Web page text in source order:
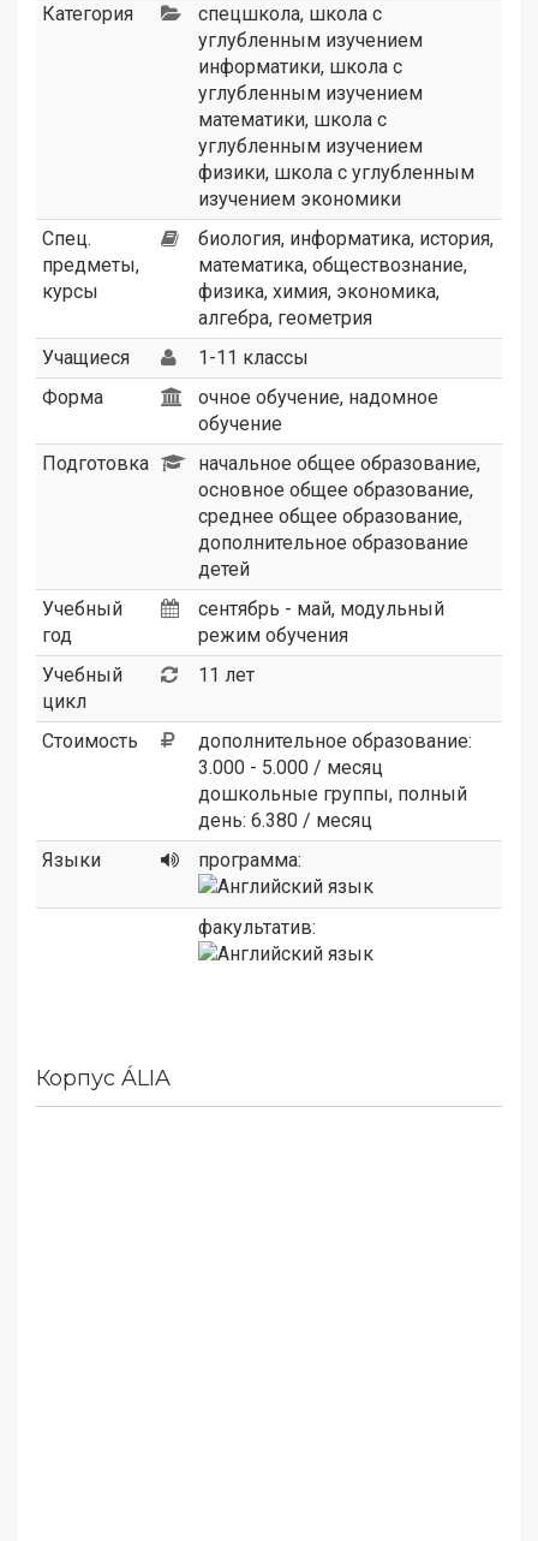
Категория спецшкола, школа с
углубленным изучением
информатики, школа с
углубленным изучением
математики, школа с
углубленным изучением
физики, школа с углубленным
изучением экономики
Спец.
предметы,
курсы
биология, информатика, история,
математика, обществознание,
физика, химия, экономика,
алгебра, геометрия
Учащиеся
1-11 классы
Форма
очное обучение, надомное
обучение
Подготовка
начальное общее образование,
основное общее образование,
среднее общее образование,
дополнительное образование
детей
Учебный
год
сентябрь - май, модульный
режим обучения
Учебный
цикл
11 лет
Стоимость
дополнительное образование:
3.000 - 5.000 / месяц
дошкольные группы, полный
день: 6.380 / месяц
Языки
программа:
факультатив:
Корпус ÁLIA